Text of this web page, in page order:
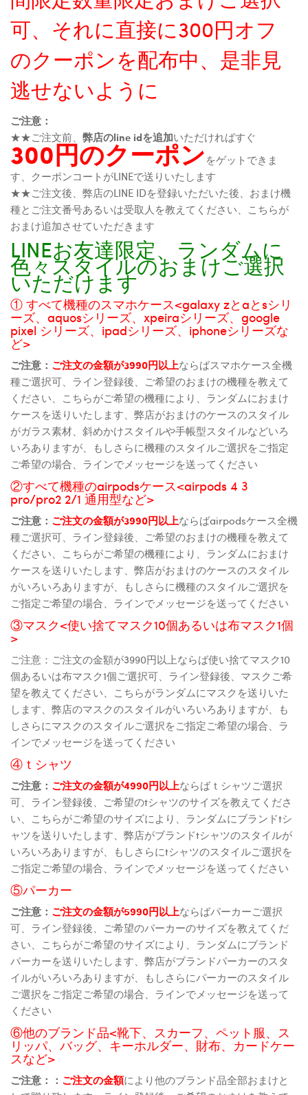
可、それに直接に300円オフ
のクーポンを配布中、是非見
逃せないように
ご注意：
★★ご注文前、 弊店のline idを追加いただければすぐ
300円のクーポンをゲットできま
す、クーポンコートがLINEで送りいたします
★★ご注文後、弊店のLINE IDを登録いただいた後、おまけ機
種とご注文番号あるいは受取人を教えてください、こちらが
おまけ追加させていただきます
LINEお友達限定、ランダムに
色々スタイルのおまけご選択
いただけます
① すべて機種のスマホケース<galaxy zとaとsシリ
ーズ、aquosシリーズ、xpeiraシリーズ、google
pixel シリーズ、ipadシリーズ、iphoneシリーズな
ど>
ご注意： ご注文の金額が3990円以上ならばスマホケース全機
種ご選択可、ライン登録後、ご希望のおまけの機種を教えて
ください、こちらがご希望の機種により、ランダムにおまけ
ケースを送りいたします、弊店がおまけのケースのスタイル
がガラス素材、斜めかけスタイルや手帳型スタイルなどいろ
いろありますが、もしさらに機種のスタイルご選択をご指定
ご希望の場合、ラインでメッセージを送ってください
②すべて機種のairpodsケース<airpods 4 3
pro/pro2 2/1 通用型など>
ご注意： ご注文の金額が3990円以上ならばairpodsケース全機
種ご選択可、ライン登録後、ご希望のおまけの機種を教えて
ください、こちらがご希望の機種により、ランダムにおまけ
ケースを送りいたします、弊店がおまけのケースのスタイル
がいろいろありますが、もしさらに機種のスタイルご選択を
ご指定ご希望の場合、ラインでメッセージを送ってください
③マスク<使い捨てマスク10個あるいは布マスク1個
>
ご注意：ご注文の金額が3990円以上ならば使い捨てマスク10
個あるいは布マスク1個ご選択可、ライン登録後、マスクご希
望を教えてください、こちらがランダムにマスクを送りいた
します、弊店のマスクのスタイルがいろいろありますが、も
しさらにマスクのスタイルご選択をご指定ご希望の場合、ラ
インでメッセージを送ってください
④ｔシャツ
ご注意： ご注文の金額が4990円以上ならばｔシャツご選択
可、ライン登録後、ご希望のtシャツのサイズを教えてくださ
い、こちらがご希望のサイズにより、ランダムにブランドtシ
ャツを送りいたします、弊店がブランドtシャツのスタイルが
いろいろありますが、もしさらにtシャツのスタイルご選択を
ご指定ご希望の場合、ラインでメッセージを送ってください
⑤パーカー
ご注意： ご注文の金額が5990円以上ならばパーカーご選択
可、ライン登録後、ご希望のパーカーのサイズを教えてくだ
さい、こちらがご希望のサイズにより、ランダムにブランド
パーカーを送りいたします、弊店がブランドパーカーのスタ
イルがいろいろありますが、もしさらにパーカーのスタイル
ご選択をご指定ご希望の場合、ラインでメッセージを送って
ください
⑥他のブランド品<靴下、スカーフ、ペット服、ス
リッパ、バッグ、キーホルダー、財布、カードケー
スなど>
ご注意：： ご注文の金額により他のブランド品全部おまけと